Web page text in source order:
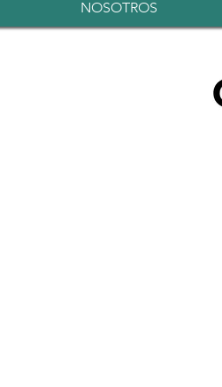
NOSOTROS